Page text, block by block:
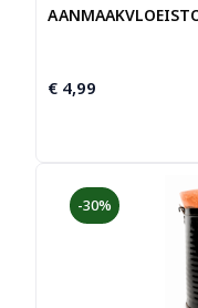
€ 4,99
-30%